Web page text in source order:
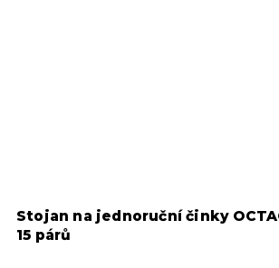
Stojan na jednoruční činky
15 párů